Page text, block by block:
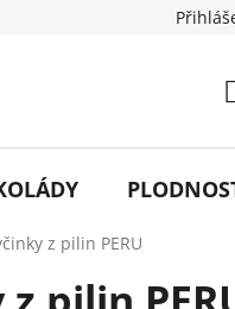
z pilin PERU